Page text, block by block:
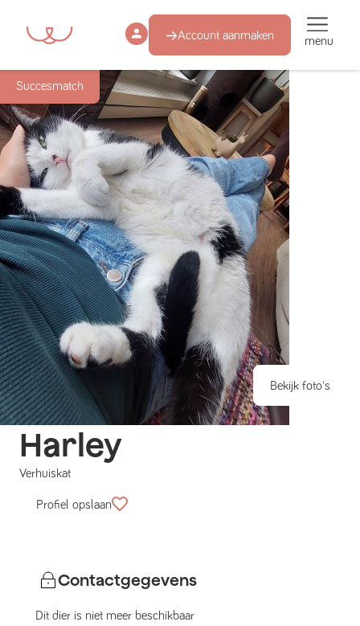
Account aanmaken menu
Succesmatch
Bekijk foto's
Harley
Verhuiskat
Profiel opslaan
Contactgegevens
Dit dier is niet meer beschikbaar